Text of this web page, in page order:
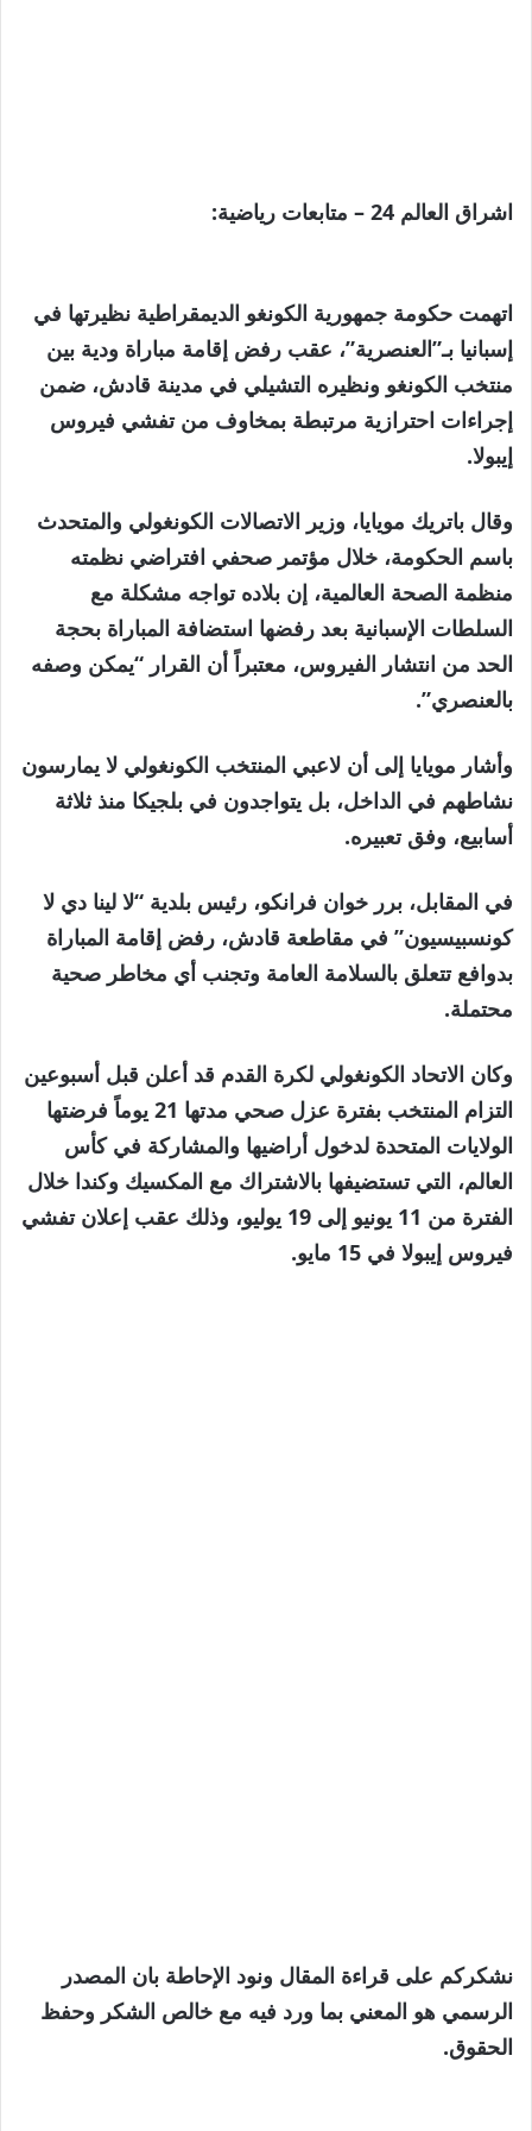
اشراق العالم 24 – متابعات رياضية:
اتهمت حكومة جمهورية الكونغو الديمقراطية نظيرتها في
إسبانيا بـ”العنصرية”، عقب رفض إقامة مباراة ودية بين
منتخب الكونغو ونظيره التشيلي في مدينة قادش، ضمن
إجراءات احترازية مرتبطة بمخاوف من تفشي فيروس
إيبولا.
وقال باتريك مويايا، وزير الاتصالات الكونغولي والمتحدث
باسم الحكومة، خلال مؤتمر صحفي افتراضي نظمته
منظمة الصحة العالمية، إن بلاده تواجه مشكلة مع
السلطات الإسبانية بعد رفضها استضافة المباراة بحجة
الحد من انتشار الفيروس، معتبراً أن القرار “يمكن وصفه
بالعنصري”.
وأشار مويايا إلى أن لاعبي المنتخب الكونغولي لا يمارسون
نشاطهم في الداخل، بل يتواجدون في بلجيكا منذ ثلاثة
أسابيع، وفق تعبيره.
في المقابل، برر خوان فرانكو، رئيس بلدية “لا لينا دي لا
كونسبيسيون” في مقاطعة قادش، رفض إقامة المباراة
بدوافع تتعلق بالسلامة العامة وتجنب أي مخاطر صحية
محتملة.
وكان الاتحاد الكونغولي لكرة القدم قد أعلن قبل أسبوعين
التزام المنتخب بفترة عزل صحي مدتها 21 يوماً فرضتها
الولايات المتحدة لدخول أراضيها والمشاركة في كأس
العالم، التي تستضيفها بالاشتراك مع المكسيك وكندا خلال
الفترة من 11 يونيو إلى 19 يوليو، وذلك عقب إعلان تفشي
فيروس إيبولا في 15 مايو.
نشكركم على قراءة المقال ونود الإحاطة بان المصدر
الرسمي هو المعني بما ورد فيه مع خالص الشكر وحفظ
الحقوق.